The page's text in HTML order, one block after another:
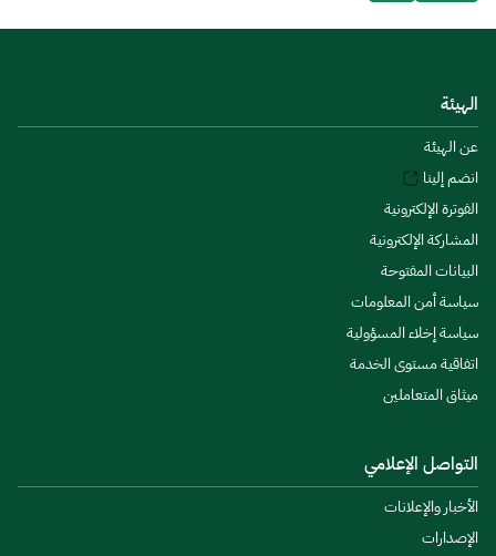
الهيئة
عن الهيئة
انضم إلينا
الفوترة الإلكترونية
المشاركة الإلكترونية
البيانات المفتوحة
سياسة أمن المعلومات
سياسة إخلاء المسؤولية
اتفاقية مستوى الخدمة
ميثاق المتعاملين
التواصل الإعلامي
الأخبار والإعلانات
الإصدارات